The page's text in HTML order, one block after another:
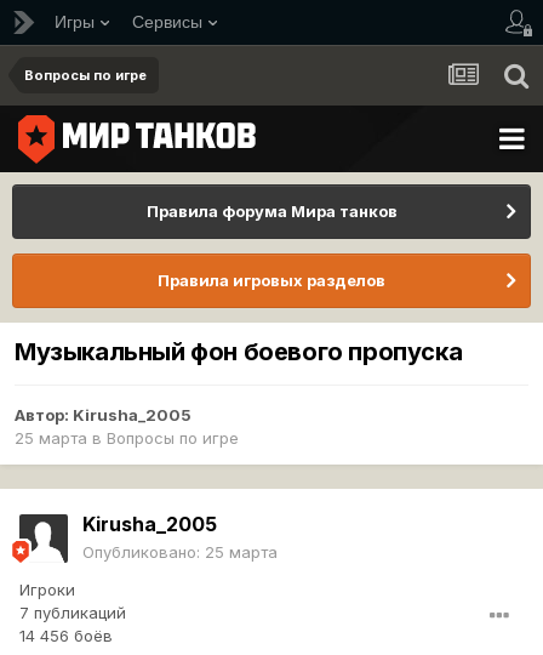
Игры Сервисы
Вопросы по игре
Правила форума Мира танков
Правила игровых разделов
Музыкальный фон боевого пропуска
Автор: Kirusha_2005
25 марта в Вопросы по игре
Kirusha_2005
Опубликовано: 25 марта
Игроки
7 публикаций
14 456 боёв